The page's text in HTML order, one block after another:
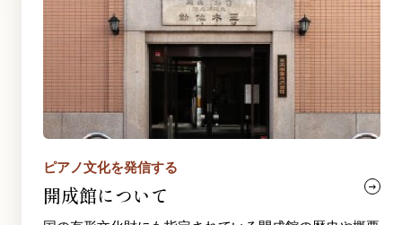
ピアノ文化を発信する
開成館について